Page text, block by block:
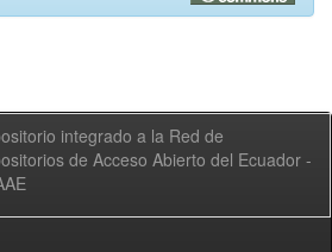
integrado a la Red de
de Acceso Abierto del Ecuador -